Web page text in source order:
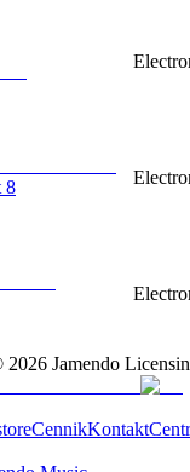
8
2026 Jamendo
CennikKontakt